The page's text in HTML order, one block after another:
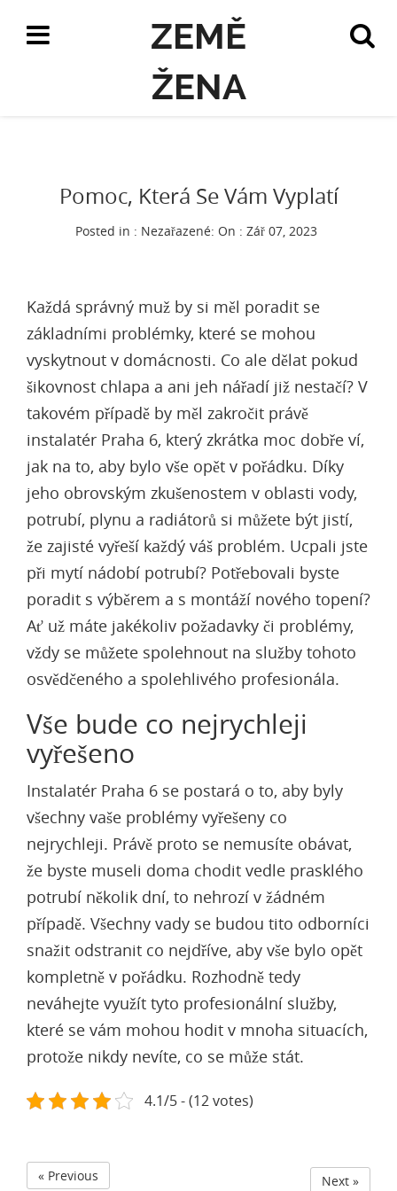
ZEMĚ
ŽENA
Pomoc, Která Se Vám Vyplatí
Posted in : Nezařazené: On : Zář 07, 2023
Každá správný muž by si měl poradit se
základními problémky, které se mohou
vyskytnout v domácnosti. Co ale dělat pokud
šikovnost chlapa a ani jeh nářadí již nestačí? V
takovém případě by měl zakročit právě
instalatér Praha 6, který zkrátka moc dobře ví,
jak na to, aby bylo vše opět v pořádku. Díky
jeho obrovským zkušenostem v oblasti vody,
potrubí, plynu a radiátorů si můžete být jistí,
že zajisté vyřeší každý váš problém. Ucpali jste
při mytí nádobí potrubí? Potřebovali byste
poradit s výběrem a s montáží nového topení?
Ať už máte jakékoliv požadavky či problémy,
vždy se můžete spolehnout na služby tohoto
osvědčeného a spolehlivého profesionála.
Vše bude co nejrychleji
vyřešeno
Instalatér Praha 6 se postará o to, aby byly
všechny vaše problémy vyřešeny co
nejrychleji. Právě proto se nemusíte obávat,
že byste museli doma chodit vedle prasklého
potrubí několik dní, to nehrozí v žádném
případě. Všechny vady se budou tito odborníci
snažit odstranit co nejdříve, aby vše bylo opět
kompletně v pořádku. Rozhodně tedy
neváhejte využít tyto profesionální služby,
které se vám mohou hodit v mnoha situacích,
protože nikdy nevíte, co se může stát.
4.1/5 - (12 votes)
« Previous Next »